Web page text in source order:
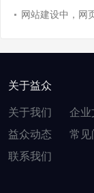
网站建设中，网
关于益众
关于我们
企业
益众动态
常见
联系我们